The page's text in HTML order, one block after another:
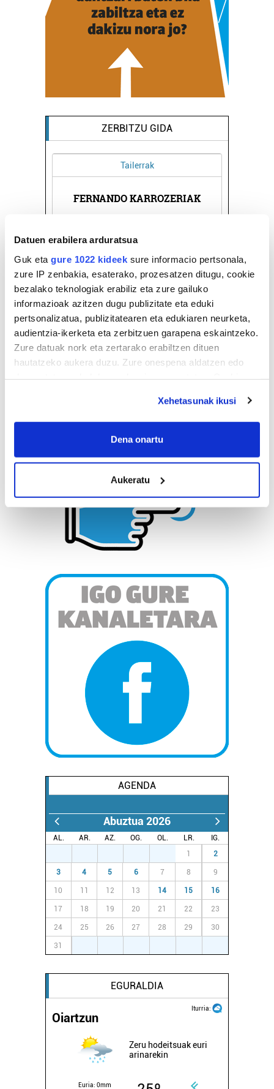
Datuen erabilera arduratsua
Guk eta gure 1022 kideek sure informacio pertsonala,
zure IP zenbakia, esaterako, prozesatzen ditugu, cookie
bezalako teknologiak erabiliz eta zure gailuko
informazioak azitzen dugu publizitate eta eduki
pertsonalizatua, publizitatearen eta edukiaren neurketa,
audientzia-ikerketa eta zerbitzuen garapena eskaintzeko.
Zure datuak nork eta zertarako erabiltzen dituen
hautatzeko aukera duzu. Zure onespena aldatzen edo
If you allow, we would also like to:
Collect information about your geographical
meters
Identify your device by actively scanning it for
specific characteristics (fingerprinting)
Find out more about how your personal data is processed
and set your preferences in thedetails section
prozesatzen ditugu, zure IP zenbakia, besteak beste,
teknologia erabiliz, cookieak adibidez, iragarki eta eduki
pertsonalizatuak eskaintzeko, iragarkiak eta edukia
neurtzeko, jendeari buruzko informazioa biltzeko eta
produktuak garatzeko. Zure datuak nork eta zertarako
erabiltzen dituen hauta dezakezu.
Bazkide batzuek ez dizute baimenik eskatzen, eta beren
interes komertzial legitimoetan babesten dira. Ikusi gure
bazkideen zerrenda, beren ustez zein helburutarako
duten interes legitimoa eta horren aurka nola egin
dezakezun ikusteko.
buruzko informazio gehiago eta ezarri zure lehentasunak
datuen atalean. Edozein unetan alda edo ken dezakezu
Webgune honek cookie propioak eta hirugarrenen cookie-
fitxategiak erabiltzen ditu. Zure esperientzia eta
zerbitzuak hobetzeko asmoz, cookie teknologiaz
baliatzen gara. Ohar hau onartuz gero, teknologia hori
erabiltzeko baimen esplizitua ematen diguzu.
Gehiago
Xehetasunak ikusi
Dena onartu
Aukeratu
ZERBITZU GIDA
Ostalaritza
HAZIA TABERNA
AGENDA
Abuztua 2026
AL. AR. AZ. OG. OL. LR.
IG.
1 2
3 4 5 6 7 8 9
10 11 12 13 14 15 16
17 18 19 20 21 22 23
24 25 26 27 28 29 30
31
EGURALDIA
Iturria:
Oiartzun
Zeru hodeitsuak euri
arinarekin
Euria: 0mm